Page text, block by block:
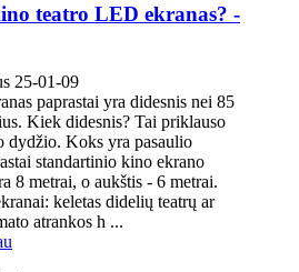
teatro LED ekranas? -
25-01-09
paprastai yra didesnis nei 85
Kiek didesnis? Tai priklauso
dydžio. Koks yra pasaulio
standartinio kino ekrano
8 metrai, o aukštis - 6 metrai.
keletas didelių teatrų ar
atrankos h ...